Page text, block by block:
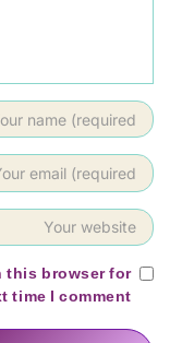
this browser for
time I comment.